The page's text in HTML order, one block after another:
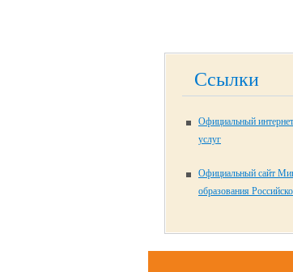
Ссылки
Официальный
услуг
Официальный сайт
образования